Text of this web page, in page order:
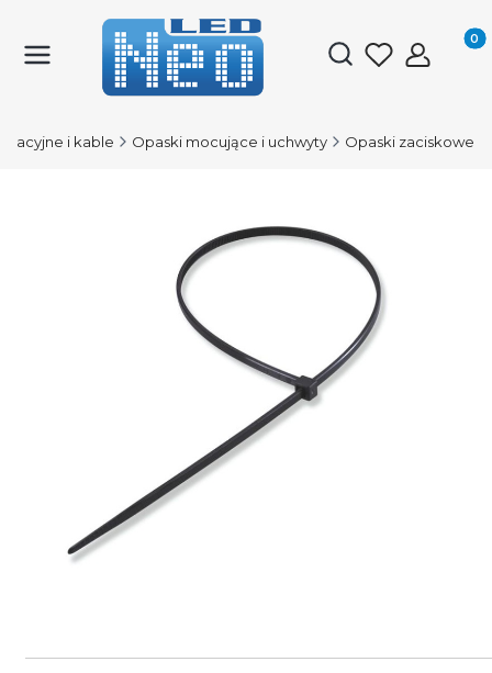
Otwórz
i kable Opaski mocujące i uchwyty Opaski zaciskowe